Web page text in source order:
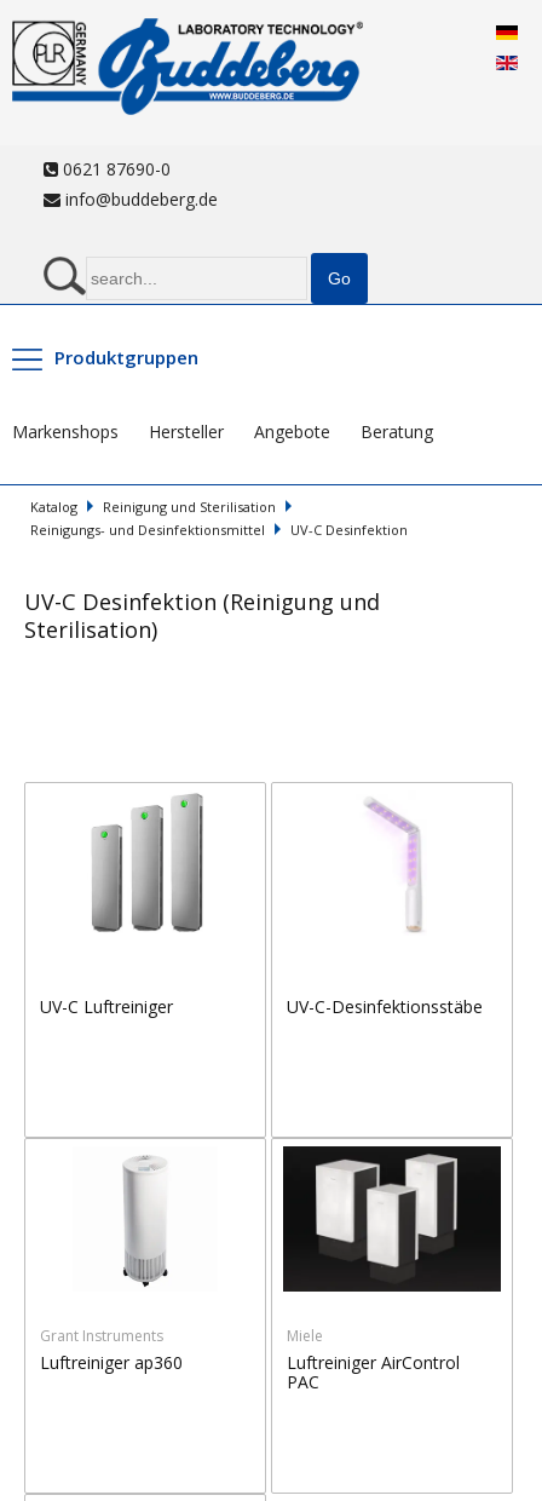
0621 87690-0
info@buddeberg.de
Produktgruppen
Markenshops Hersteller Angebote Beratung
Katalog
Reinigung und Sterilisation
Reinigungs- und Desinfektionsmittel
UV-C Desinfektion
UV-C Desinfektion (Reinigung und
Sterilisation)
UV-C Luftreiniger UV-C-Desinfektionsstäbe
Grant Instruments
Luftreiniger ap360
Miele
Luftreiniger AirControl
PAC